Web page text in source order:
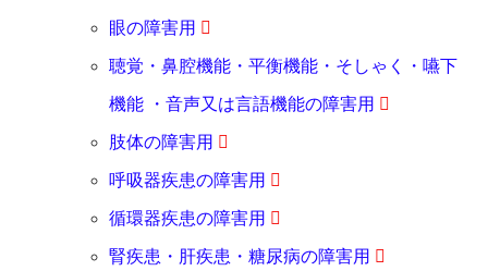
眼の障害用
聴覚・鼻腔機能・平衡機能・そしゃく・嚥下
機能 ・音声又は言語機能の障害用
肢体の障害用
呼吸器疾患の障害用
循環器疾患の障害用
腎疾患・肝疾患・糖尿病の障害用